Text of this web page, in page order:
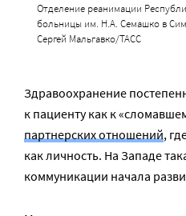
Отделение реанимации
больницы им. Н.А. Семашко в
Сергей Мальгавко/ТАСС
Здравоохранение
к пациенту как к
партнерских отношений,
как личность. На Западе
коммуникации начала